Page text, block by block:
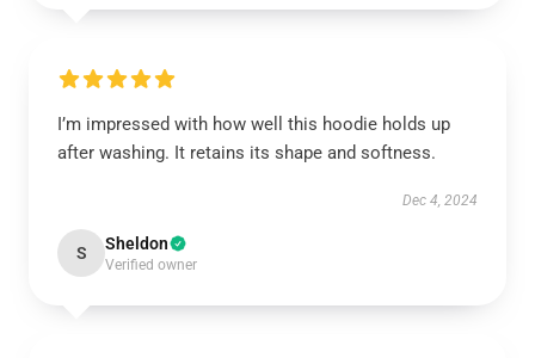
I’m impressed with how well this hoodie holds up
after washing. It retains its shape and softness.
Dec 4, 2024
S Sheldon
Verified owner